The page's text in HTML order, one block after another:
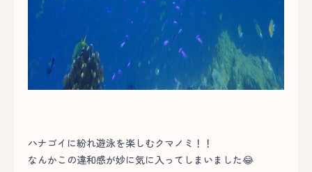
ハナゴイに紛れ遊泳を楽しむクマノミ！！
なんかこの違和感が妙に気に入ってしまいました😂